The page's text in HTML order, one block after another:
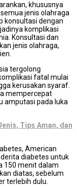
khususnya
jenis olahraga
konsultasi dengan
komplikasi
Konsultasi dan
jenis olahraga,
tergolong
fatal mulai
kerusakan syaraf.
mempercepat
amputasi pada luka
Tips Aman, dan
American
diabetes untuk
150 menit dalam
diatas, sebelum
terlebih dulu.